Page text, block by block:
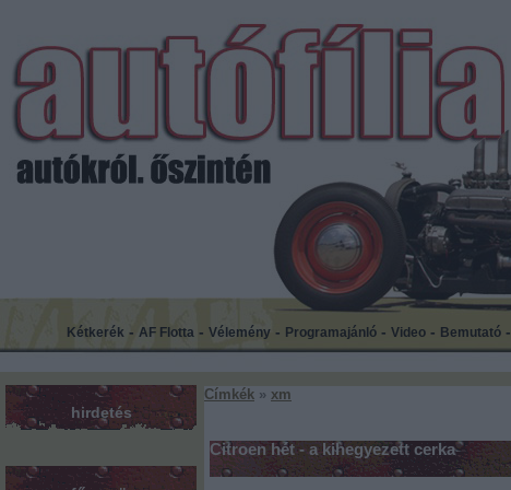
Kétkerék - AF Flotta - Vélemény- Programajánló- Video- Bemutató-
hirdetés
Címkék » xm
Citroen hét - a kihegyezett cerka